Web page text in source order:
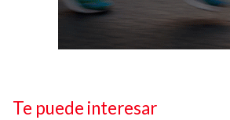
Te puede interesar